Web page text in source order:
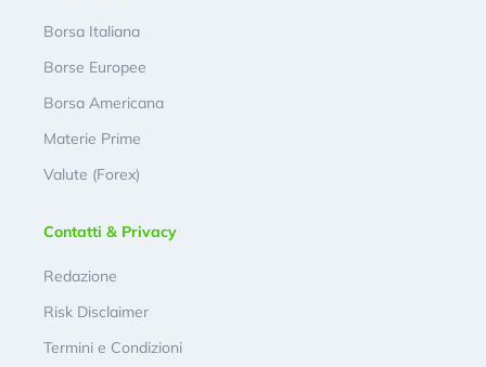
Borsa Italiana
Borse Europee
Borsa Americana
Materie Prime
Valute (Forex)
Contatti & Privacy
Redazione
Risk Disclaimer
Termini e Condizioni